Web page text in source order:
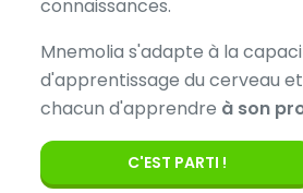
connaissances.
Mnemolia s'adapte à la
d'apprentissage du cerveau
chacun d'apprendre à son
C'EST PARTI !